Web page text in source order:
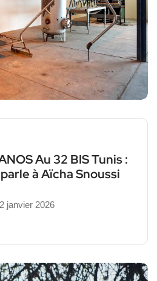
Au 32 BIS Tunis :
à Aïcha Snoussi
2 janvier 2026